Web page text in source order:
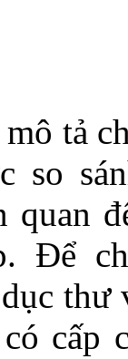
tả
so
Để
thư
cấp